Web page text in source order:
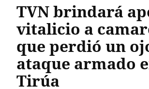
TVN brindará
vitalicio a
que perdió un
ataque armado
Tirúa